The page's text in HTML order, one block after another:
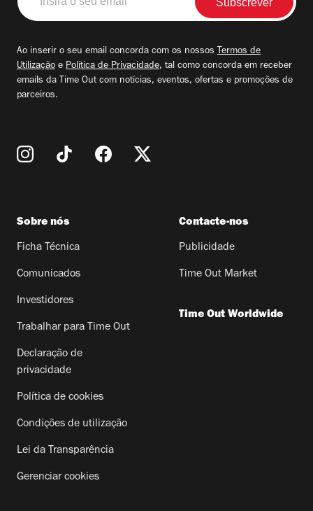
o
seu
Ao inserir o seu email concorda com os nossos Termos de
Utilização e Política de Privacidade, tal como concorda em receber
emails da Time Out com notícias, eventos, ofertas e promoções de
parceiros.
Sobre nós
Ficha Técnica
Comunicados
Investidores
Trabalhar para Time Out
Declaração de
privacidade
Política de cookies
Condições de utilização
Lei da Transparência
Gerenciar cookies
Contacte-nos
Publicidade
Time Out Market
Time Out Worldwide